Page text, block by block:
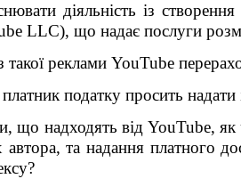
діяльність із
LLC), що надає послуги
такої реклами YouTube
податку просить надати
що надходять від YouTube, як
автора, та надання